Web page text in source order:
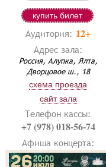
купить билет
Аудитория: 12+
Адрес зала:
Россия, Алупка, Ялта,
Дворцовое ш., 18
схема проезда
сайт зала
Телефон кассы:
+7 (978) 018-56-74
Афиша концерта: